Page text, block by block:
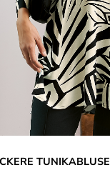
TUNIKABLUSE